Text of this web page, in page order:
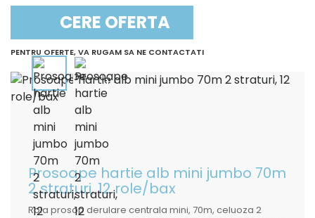
CERE OFERTA
PENTRU OFERTE, VA RUGAM SA NE CONTACTATI
Prosoape hartie alb mini jumbo 70m
2 straturi, 12 role/bax
Rola prosop derulare centrala mini, 70m, celuoza 2